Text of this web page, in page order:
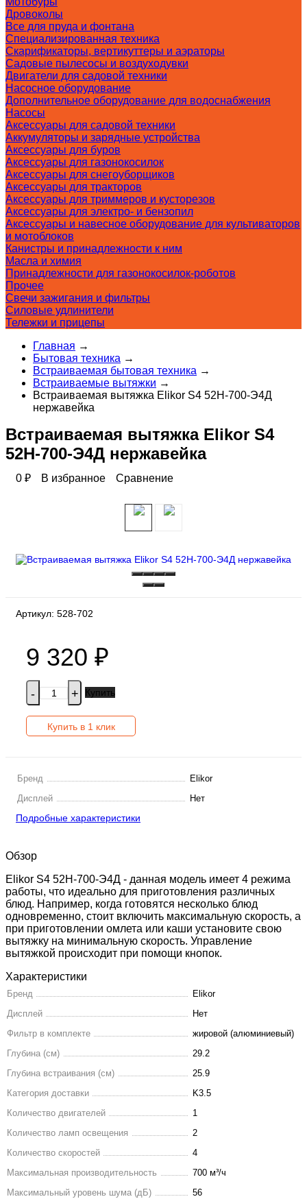
Дровоколы
Все для пруда и фонтана
Специализированная техника
Скарификаторы, вертикуттеры и аэраторы
Садовые пылесосы и воздуходувки
Двигатели для садовой техники
Насосное оборудование
Дополнительное оборудование для водоснабжения
Насосы
Аксессуары для садовой техники
Аккумуляторы и зарядные устройства
Аксессуары для буров
Аксессуары для газонокосилок
Аксессуары для снегоуборщиков
Аксессуары для тракторов
Аксессуары для триммеров и кусторезов
Аксессуары для электро- и бензопил
Аксессуары и навесное оборудование для культиваторов
и мотоблоков
Канистры и принадлежности к ним
Масла и химия
Принадлежности для газонокосилок-роботов
Прочее
Свечи зажигания и фильтры
Силовые удлинители
Тележки и прицепы
Главная →
Бытовая техника →
Встраиваемая бытовая техника →
Встраиваемые вытяжки →
Встраиваемая вытяжка Elikor S4 52Н-700-Э4Д
нержавейка
Встраиваемая вытяжка Elikor S4
52Н-700-Э4Д нержавейка
0 ₽ В избранное Сравнение
Артикул: 528-702
9 320 ₽
- + Купить
Купить в 1 клик
Бренд
Elikor
Дисплей
Нет
Подробные характеристики
Обзор
Elikor S4 52Н-700-Э4Д - данная модель имеет 4 режима
работы, что идеально для приготовления различных
блюд. Например, когда готовятся несколько блюд
одновременно, стоит включить максимальную скорость, а
при приготовлении омлета или каши установите свою
вытяжку на минимальную скорость. Управление
вытяжкой происходит при помощи кнопок.
Характеристики
Бренд
Elikor
Дисплей
Нет
Фильтр в комплекте
жировой (алюминиевый)
Глубина (см)
29.2
Глубина встраивания (см)
25.9
Категория доставки
K3.5
Количество двигателей
1
Количество ламп освещения
2
Количество скоростей
4
Максимальная производительность
700 м³/ч
Максимальный уровень шума (дБ)
56